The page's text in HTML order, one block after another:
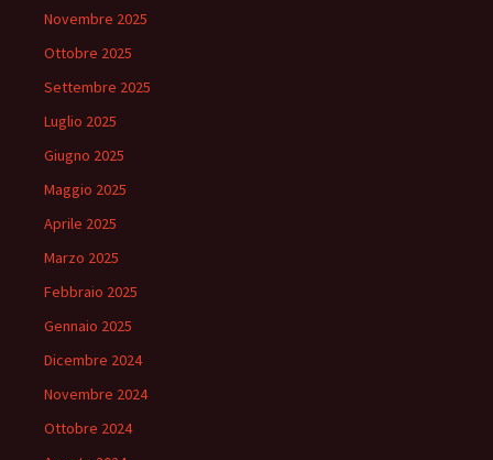
Novembre 2025
Ottobre 2025
Settembre 2025
Luglio 2025
Giugno 2025
Maggio 2025
Aprile 2025
Marzo 2025
Febbraio 2025
Gennaio 2025
Dicembre 2024
Novembre 2024
Ottobre 2024